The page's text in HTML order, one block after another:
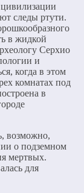
следы ртути.
в жидкой
Серхио
и
когда в этом
комнатах под
в
возможно,
о подземном
мертвых.
для